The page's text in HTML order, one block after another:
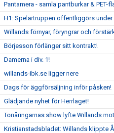
Pantamera - samla pantburkar & PET-
H1: Spelartruppen offentliggörs under
Willands förnyar, föryngrar och
Börjesson förlänger sitt kontrakt!
Damerna i div. 1!
willands-ibk.se ligger nere
Dags för äggförsäljning inför påsken!
Glädjande nyhet för Herrlaget!
Tonåringarnas show lyfte Willands
Kristianstadsbladet: Willands klippte